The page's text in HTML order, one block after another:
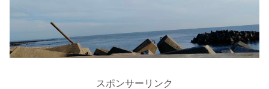
スポンサーリンク